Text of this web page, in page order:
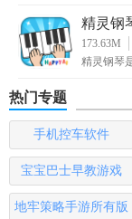
2. 智能评估：通
的演奏数据，提供
3. 灵活学习：用户
时随地进行学习和
4. 社区互动：提
爱好者交流、分
5. 持续更新：软
精灵钢
173.63M
精灵钢琴
热门专题
手机控车软件
宝宝巴士早教游戏
地牢策略手游所有版